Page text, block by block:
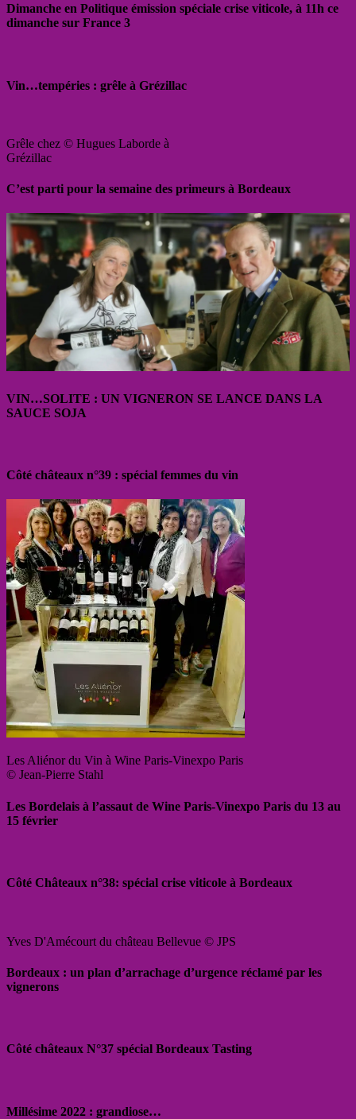
Dimanche en Politique émission spéciale crise viticole, à 11h ce
dimanche sur France 3
Vin…tempéries : grêle à Grézillac
Grêle chez © Hugues Laborde à
Grézillac
C’est parti pour la semaine des primeurs à Bordeaux
VIN…SOLITE : UN VIGNERON SE LANCE DANS LA
SAUCE SOJA
Côté châteaux n°39 : spécial femmes du vin
Les Aliénor du Vin à Wine Paris-Vinexpo Paris
© Jean-Pierre Stahl
Les Bordelais à l’assaut de Wine Paris-Vinexpo Paris du 13 au
15 février
Côté Châteaux n°38: spécial crise viticole à Bordeaux
Yves D'Amécourt du château Bellevue © JPS
Bordeaux : un plan d’arrachage d’urgence réclamé par les
vignerons
Côté châteaux N°37 spécial Bordeaux Tasting
Millésime 2022 : grandiose…